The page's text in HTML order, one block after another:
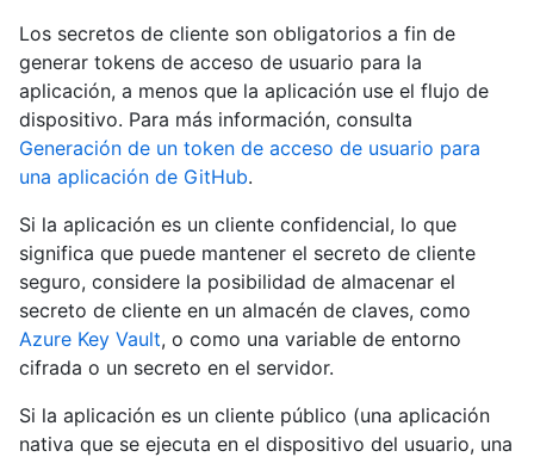
Los secretos de cliente son obligatorios a fin de
generar tokens de acceso de usuario para la
aplicación, a menos que la aplicación use el flujo de
dispositivo. Para más información, consulta
Generación de un token de acceso de usuario para
una aplicación de GitHub.
Si la aplicación es un cliente confidencial, lo que
significa que puede mantener el secreto de cliente
seguro, considere la posibilidad de almacenar el
secreto de cliente en un almacén de claves, como
Azure Key Vault, o como una variable de entorno
cifrada o un secreto en el servidor.
Si la aplicación es un cliente público (una aplicación
nativa que se ejecuta en el dispositivo del usuario, una